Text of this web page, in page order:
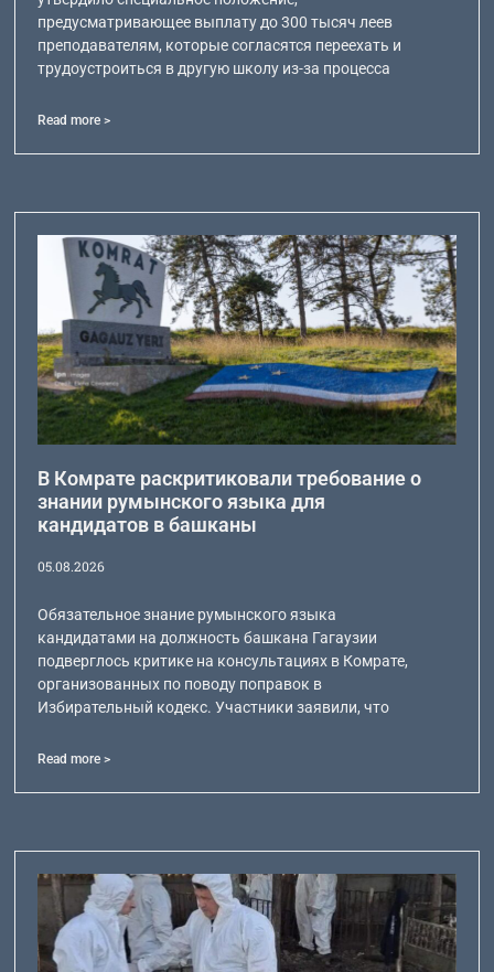
предусматривающее выплату до 300 тысяч леев
преподавателям, которые согласятся переехать и
трудоустроиться в другую школу из-за процесса
Read more >
В Комрате раскритиковали требование о
знании румынского языка для
кандидатов в башканы
05.08.2026
Обязательное знание румынского языка
кандидатами на должность башкана Гагаузии
подверглось критике на консультациях в Комрате,
организованных по поводу поправок в
Избирательный кодекс. Участники заявили, что
Read more >